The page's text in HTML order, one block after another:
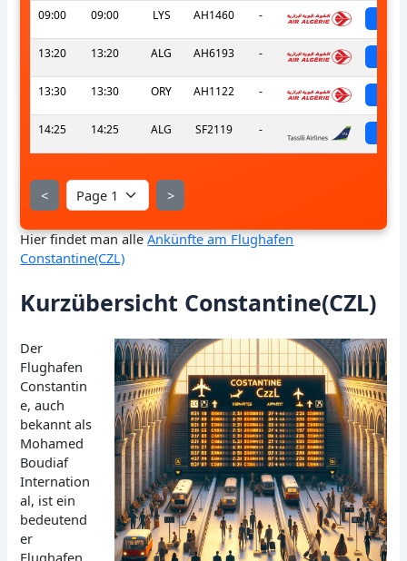
09:00 09:00 LYS AH1460 -
13:20 13:20 ALG AH6193 -
13:30 13:30 ORY AH1122 -
14:25 14:25 ALG SF2119 -
< >
Hier findet man alleAnkünfte am Flughafen
Constantine(CZL)
Kurzübersicht Constantine(CZL)
Der
Flughafen
Constantin
e, auch
bekannt als
Mohamed
Boudiaf
Internation
al, ist ein
bedeutend
er
Flughafen